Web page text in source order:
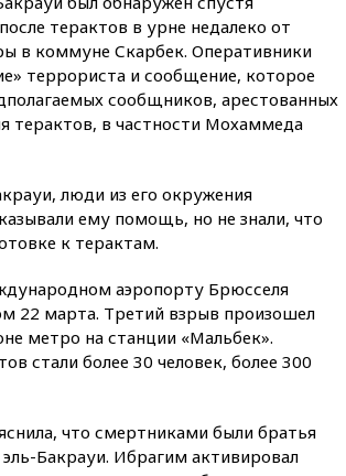
терактов в урне недалеко от
в коммуне Скарбек. Оперативники
террориста и сообщение, которое
сообщников, арестованных
терактов, в частности Мохаммеда
люди из его окружения
ему помощь, но не знали, что
к терактам.
аэропорту Брюсселя
22 марта. Третий взрыв произошел
метро на станции «Мальбек».
стали более 30 человек, более 300
что смертниками были братья
Бакрауи. Ибрагим активировал